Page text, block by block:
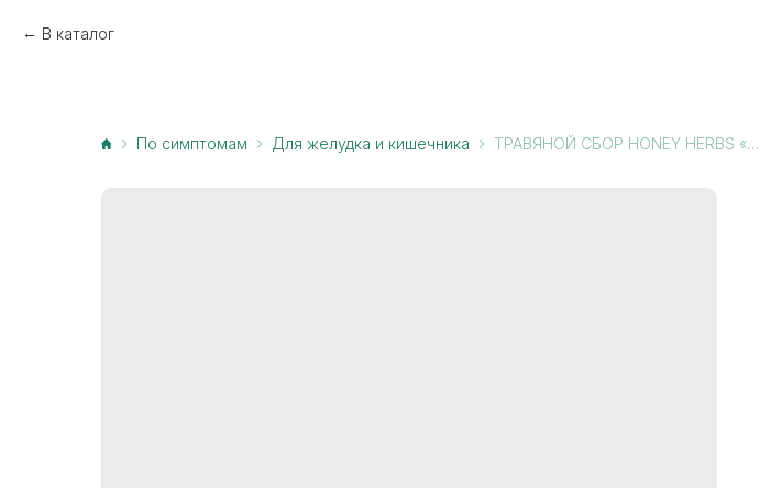
В каталог
По симптомам Для желудка и кишечника ТРАВЯНОЙ СБОР HONEY HERBS «СЛАБИТЕЛЬНЫЕ»